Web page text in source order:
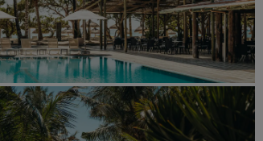
Hôtels d'aéroport
Nouveaux et futurs hôtels
Réunions et événements
Découvrez Radisson